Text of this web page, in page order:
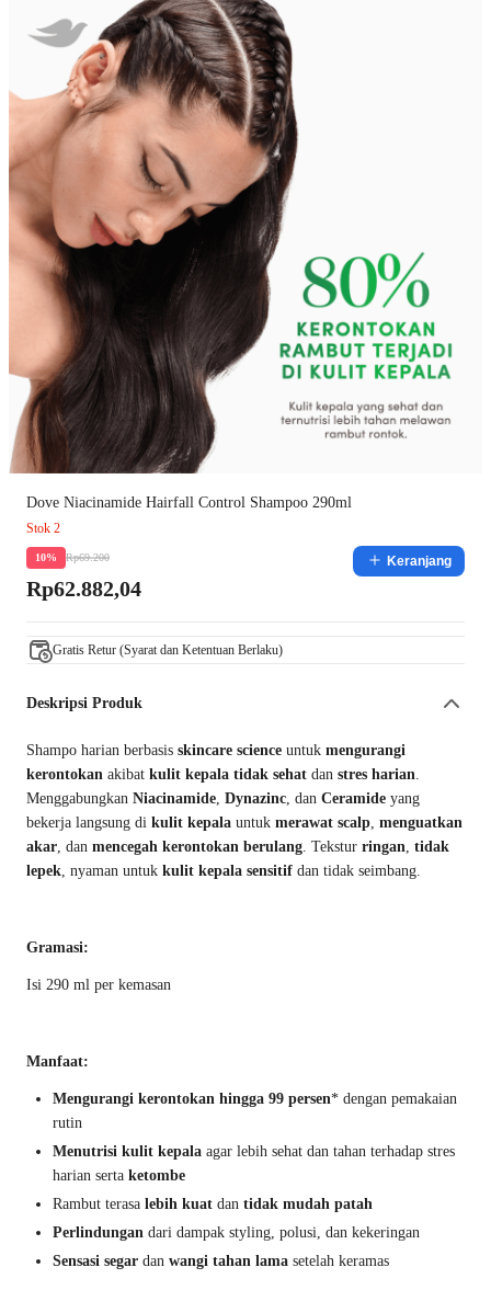
Dove Niacinamide Hairfall Control Shampoo 290ml
Stok 2
10% Rp69.200
Rp62.882,04
Keranjang
Gratis Retur (Syarat dan Ketentuan Berlaku)
Deskripsi Produk
Shampo harian berbasis skincare science untuk mengurangi
kerontokan akibat kulit kepala tidak sehat dan stres harian.
Menggabungkan Niacinamide, Dynazinc, dan Ceramide yang
bekerja langsung di kulit kepala untuk merawat scalp, menguatkan
akar, dan mencegah kerontokan berulang. Tekstur ringan, tidak
lepek, nyaman untuk kulit kepala sensitif dan tidak seimbang.
Gramasi:
Isi 290 ml per kemasan
Manfaat:
Mengurangi kerontokan hingga 99 persen* dengan pemakaian
rutin
Menutrisi kulit kepala agar lebih sehat dan tahan terhadap stres
harian serta ketombe
Rambut terasa lebih kuat dan tidak mudah patah
Perlindungan dari dampak styling, polusi, dan kekeringan
Sensasi segar dan wangi tahan lama setelah keramas